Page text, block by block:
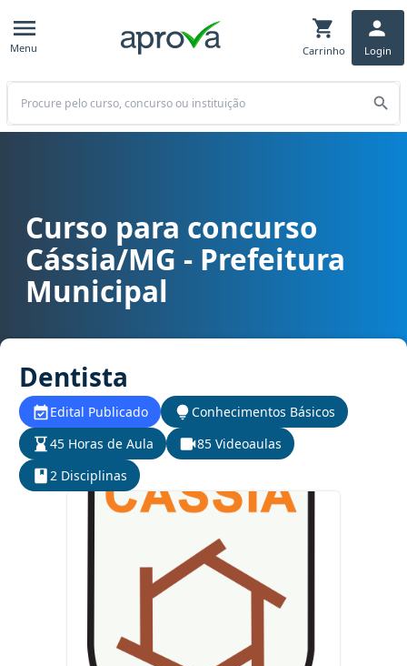
Menu Carrinho Login
Buscar
Curso para concurso Cássia/MG - Prefeitura Municipal cargo
Curso para concurso
Cássia/MG - Prefeitura
Municipal
Dentista
Edital Publicado
Conhecimentos Básicos
45 Horas de Aula
85 Videoaulas
2 Disciplinas